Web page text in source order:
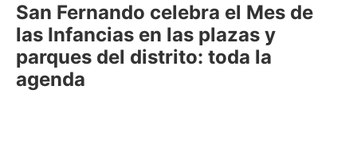
San Fernando celebra el Mes de
las Infancias en las plazas y
parques del distrito: toda la
agenda